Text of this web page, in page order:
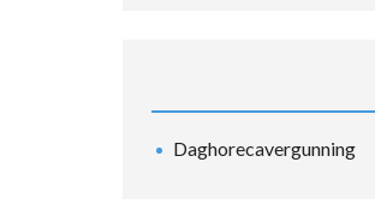
Daghorecavergunning